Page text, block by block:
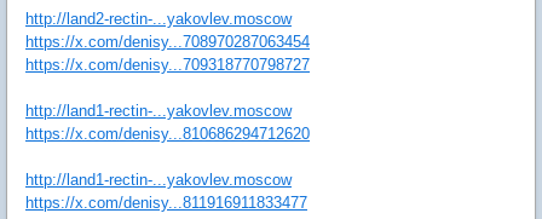
http://land2-rectin-...yakovlev.moscow
https://x.com/denisy...708970287063454
https://x.com/denisy...709318770798727
http://land1-rectin-...yakovlev.moscow
https://x.com/denisy...810686294712620
http://land1-rectin-...yakovlev.moscow
https://x.com/denisy...811916911833477